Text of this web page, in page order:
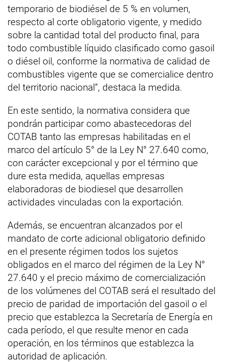
temporario de biodiésel de 5 % en volumen,
respecto al corte obligatorio vigente, y medido
sobre la cantidad total del producto final, para
todo combustible líquido clasificado como gasoil
o diésel oil, conforme la normativa de calidad de
combustibles vigente que se comercialice dentro
del territorio nacional”, destaca la medida.
En este sentido, la normativa considera que
pondrán participar como abastecedoras del
COTAB tanto las empresas habilitadas en el
marco del artículo 5° de la Ley N° 27.640 como,
con carácter excepcional y por el término que
dure esta medida, aquellas empresas
elaboradoras de biodiesel que desarrollen
actividades vinculadas con la exportación.
Además, se encuentran alcanzados por el
mandato de corte adicional obligatorio definido
en el presente régimen todos los sujetos
obligados en el marco del régimen de la Ley N°
27.640 y el precio máximo de comercialización
de los volúmenes del COTAB será el resultado del
precio de paridad de importación del gasoil o el
precio que establezca la Secretaría de Energía en
cada período, el que resulte menor en cada
operación, en los términos que establezca la
autoridad de aplicación.